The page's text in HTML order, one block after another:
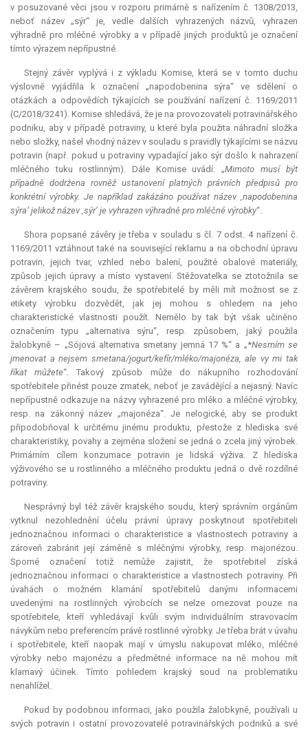
v posuzované věci jsou v rozporu primárně s nařízením č. 1308/2013,
neboť název „sýr“ je, vedle dalších vyhrazených názvů, vyhrazen
výhradně pro mléčné výrobky a v případě jiných produktů je označení
tímto výrazem nepřípustné.
Stejný závěr vyplývá i z výkladu Komise, která se v tomto duchu
výslovně vyjádřila k označení „napodobenina sýra“ ve sdělení o
otázkách a odpovědích týkajících se používání nařízení č. 1169/2011
(C/2018/3241). Komise shledává, že je na provozovateli potravinářského
podniku, aby v případě potraviny, u které byla použita náhradní složka
nebo složky, našel vhodný název v souladu s pravidly týkajícími se názvu
potravin (např. pokud u potraviny vypadající jako sýr došlo k nahrazení
mléčného tuku rostlinným). Dále Komise uvádí: „Mimoto musí být
případně dodržena rovněž ustanovení platných právních předpisů pro
konkrétní výrobky. Je například zakázáno používat název ‚napodobenina
sýra‘ jelikož název ‚sýr‘ je vyhrazen výhradně pro mléčné výrobky“.
Shora popsané závěry je třeba v souladu s čl. 7 odst. 4 nařízení č.
1169/2011 vztáhnout také na související reklamu a na obchodní úpravu
potravin, jejich tvar, vzhled nebo balení, použité obalové materiály,
způsob jejich úpravy a místo vystavení. Stěžovatelka se ztotožnila se
závěrem krajského soudu, že spotřebitelé by měli mít možnost se z
etikety výrobku dozvědět, jak jej mohou s ohledem na jeho
charakteristické vlastnosti použít. Nemělo by tak být však učiněno
označením typu „alternativa sýru“, resp. způsobem, jaký použila
žalobkyně – „Sójová alternativa smetany jemná 17 %“ a „*Nesmím se
jmenovat a nejsem smetana/jogurt/kefír/mléko/majonéza, ale vy mi tak
říkat můžete“. Takový způsob může do nákupního rozhodování
spotřebitele přinést pouze zmatek, neboť je zavádějící a nejasný. Navíc
nepřípustně odkazuje na názvy vyhrazené pro mléko a mléčné výrobky,
resp. na zákonný název „majonéza“. Je nelogické, aby se produkt
připodobňoval k určitému jinému produktu, přestože z hlediska své
charakteristiky, povahy a zejména složení se jedná o zcela jiný výrobek.
Primárním cílem konzumace potravin je lidská výživa. Z hlediska
výživového se u rostlinného a mléčného produktu jedná o dvě rozdílné
potraviny.
Nesprávný byl též závěr krajského soudu, který správním orgánům
vytknul nezohlednění účelu právní úpravy poskytnout spotřebiteli
jednoznačnou informaci o charakteristice a vlastnostech potraviny a
zároveň zabránit její záměně s mléčnými výrobky, resp. majonézou.
Sporné označení totiž nemůže zajistit, že spotřebitel získá
jednoznačnou informaci o charakteristice a vlastnostech potraviny. Při
úvahách o možném klamání spotřebitelů danými informacemi
uvedenými na rostlinných výrobcích se nelze omezovat pouze na
spotřebitele, kteří vyhledávají kvůli svým individuálním stravovacím
návykům nebo preferencím právě rostlinné výrobky. Je třeba brát v úvahu
i spotřebitele, kteří naopak mají v úmyslu nakupovat mléko, mléčné
výrobky nebo majonézu a předmětné informace na ně mohou mít
klamavý účinek. Tímto pohledem krajský soud na problematiku
nenahlížel.
Pokud by podobnou informaci, jako použila žalobkyně, používali u
svých potravin i ostatní provozovatelé potravinářských podniků a své